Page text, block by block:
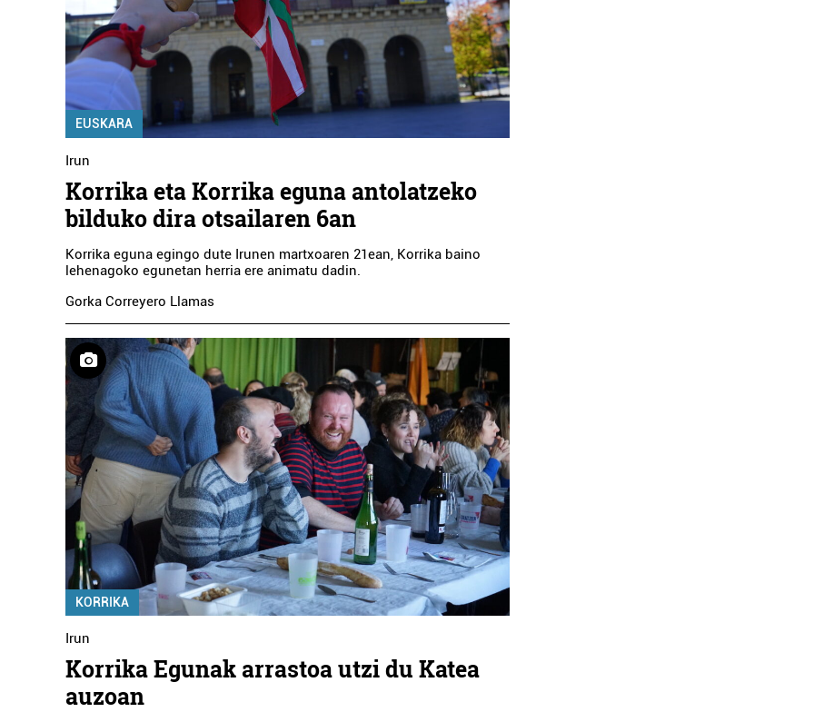
EUSKARA
Irun
Korrika eta Korrika eguna antolatzeko
bilduko dira otsailaren 6an
Korrika eguna egingo dute Irunen martxoaren 21ean, Korrika baino
lehenagoko egunetan herria ere animatu dadin.
Gorka Correyero Llamas
KORRIKA
Irun
Korrika Egunak arrastoa utzi du Katea
auzoan
Euskaltegiak
HONDARRIBIKO UDAL
EUSKALTEGIA